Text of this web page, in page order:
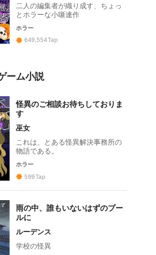
二人の編集者が織り成す、ちょっ
とホラーな小噺連作
ホラー
649,554Tap
ーム小説
怪異のご相談お待ちしておりま
す
巫女
これは、とある怪異解決事務所の
物語である。
ホラー
599Tap
雨の中、誰もいないはずのプー
ルに
ルーデンス
学校の怪異